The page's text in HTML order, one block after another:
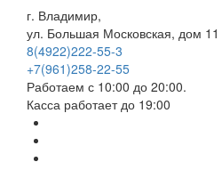
г. Владимир,
ул. Большая Московская, дом 11
8(4922)222-55-3
+7(961)258-22-55
Работаем с 10:00 до 20:00.
Касса работает до 19:00